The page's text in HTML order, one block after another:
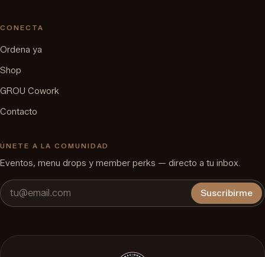
CONECTA
Ordena ya
Shop
GROU Cowork
Contacto
ÚNETE A LA COMUNIDAD
Eventos, menu drops y member perks — directo a tu inbox.
Suscribirme